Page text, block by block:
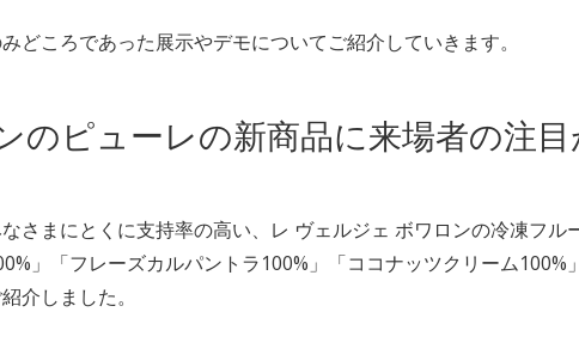
どころであった展示やデモについてご紹介していきます。
のピューレの新商品に来場者の注目
さまにとくに支持率の高い、レ ヴェルジェ ボワロンの冷凍フル
」「フレーズカルパントラ100%」「ココナッツクリーム
介しました。